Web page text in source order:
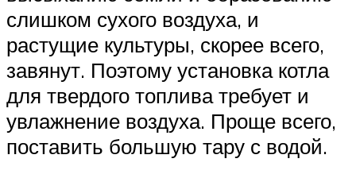
слишком сухого воздуха, и
растущие культуры, скорее всего,
завянут. Поэтому установка котла
для твердого топлива требует и
увлажнение воздуха. Проще всего,
поставить большую тару с водой.